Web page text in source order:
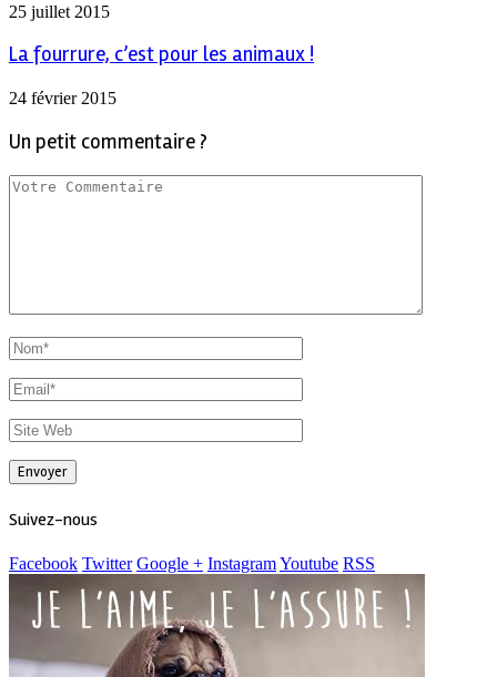
25 juillet 2015
La fourrure, c’est pour les animaux !
24 février 2015
Un petit commentaire ?
Suivez-nous
Facebook Twitter Google + InstagramYoutube RSS